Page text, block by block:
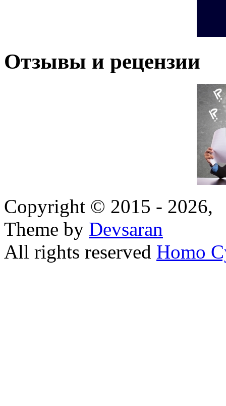
Отзывы и рецензии
Copyright © 2015 - 2026,
Theme by Devsaran
All rights reserved Homo